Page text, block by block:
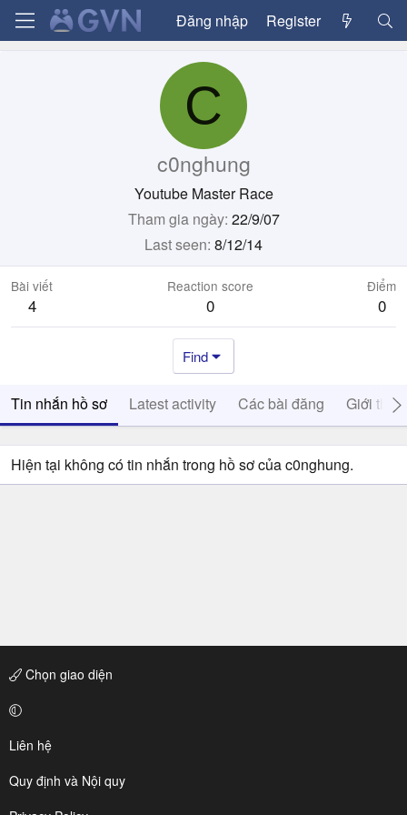
Đăng nhập Register
C
c0nghung
Youtube Master Race
Tham gia ngày 22/9/07
Last seen 8/12/14
Bài viết
4
Reaction score
0
Điểm
0
Find
Tin nhắn hồ sơ Latest activity Các bài đăng Giới thiệu
Hiện tại không có tin nhắn trong hồ sơ của c0nghung.
Chọn giao diện
Liên hệ
Quy định và Nội quy